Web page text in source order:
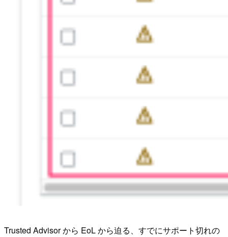
Trusted Advisor から EoL から迫る、すでにサポート切れの